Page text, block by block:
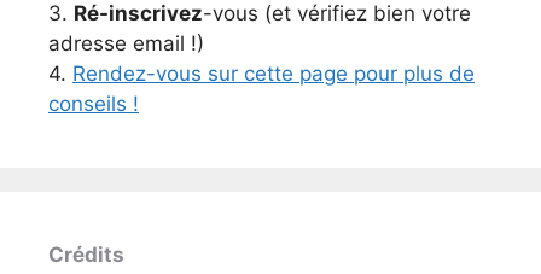
3. Ré-inscrivez-vous (et vérifiez bien votre
adresse email !)
4. Rendez-vous sur cette page pour plus de
conseils !
Crédits